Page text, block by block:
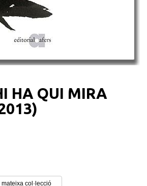
HA QUI MIRA
col·lecció